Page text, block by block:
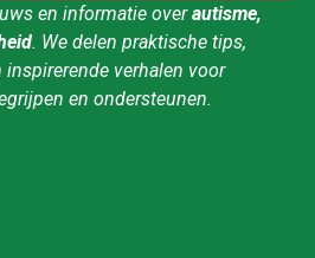
en informatie overautisme,
. We delen praktische tips,
verhalen voor
en ondersteunen.